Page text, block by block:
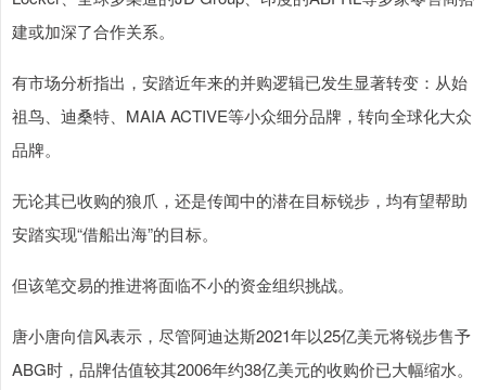
建或加深了合作关系。
有市场分析指出，安踏近年来的并购逻辑已发生显著转变：从始
祖鸟、迪桑特、MAIA ACTIVE等小众细分品牌，转向全球化大众
品牌。
无论其已收购的狼爪，还是传闻中的潜在目标锐步，均有望帮助
安踏实现“借船出海”的目标。
但该笔交易的推进将面临不小的资金组织挑战。
唐小唐向信风表示，尽管阿迪达斯2021年以25亿美元将锐步售予
ABG时，品牌估值较其2006年约38亿美元的收购价已大幅缩水。